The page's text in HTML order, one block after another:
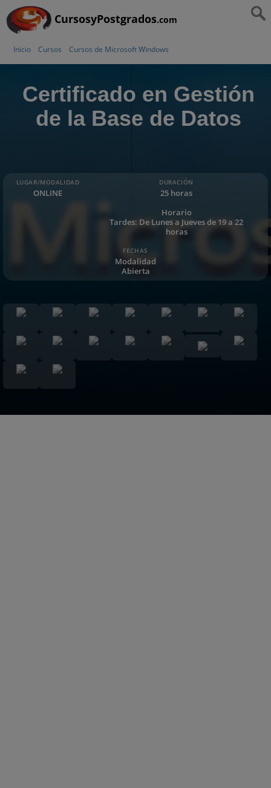
CursosyPostgrados.com
Inicio Cursos Cursos de Microsoft Windows
Certificado en Gestión
de la Base de Datos
LUGAR/MODALIDAD
ONLINE
DURACIÓN
25 horas
Horario
Tardes: De Lunes a Jueves de 19 a 22
horas
FECHAS
Modalidad
Abierta